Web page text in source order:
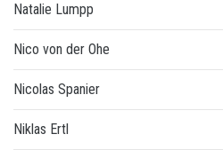
Natalie Lumpp
Nico von der Ohe
Nicolas Spanier
Niklas Ertl